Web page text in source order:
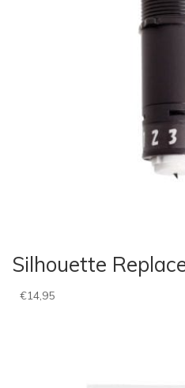
Silhouette
€14,95